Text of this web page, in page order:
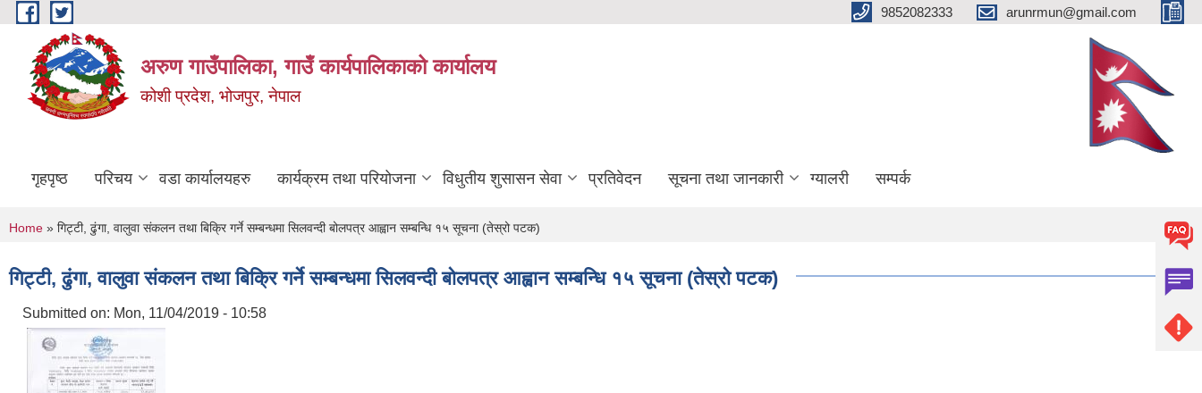
Skip to main content 9852082333 arunrmun@gmail.com
अरुण गाउँपालिका, गाउँ कार्यपालिकाको कार्यालय
कोशी प्रदेश, भोजपुर, नेपाल
गृहपृष्ठ परिचय वडा कार्यालयहरु कार्यक्रम तथा परियोजना विधुतीय शुसासन सेवा प्रतिवेदन सूचना तथा जानकारी ग्यालरी सम्पर्क
You are here
Home » गिट्टी, ढुंगा, वालुवा संकलन तथा बिक्रि गर्ने सम्बन्धमा सिलवन्दी बोलपत्र आह्वान सम्बन्धि १५ सूचना (तेस्रो पटक)
गिट्टी, ढुंगा, वालुवा संकलन तथा बिक्रि गर्ने सम्बन्धमा सिलवन्दी बोलपत्र आह्वान सम्बन्धि १५ सूचना (तेस्रो पटक)
Submitted on: Mon, 11/04/2019 - 10:58